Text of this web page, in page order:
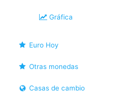
Gráfica
Euro Hoy
Otras monedas
Casas de cambio